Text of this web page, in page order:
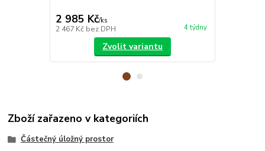
2 985 Kč/ks
2 467 Kč bez DPH 4 týdny
Zvolit variantu
Zboží zařazeno v kategoriích
Částečný úložný prostor